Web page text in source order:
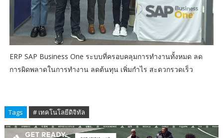
ERP SAP Business One ระบบที่ครอบคลุมการทำงานทั้งหมด ลด
การผิดพลาดในการทำงาน ลดต้นทุน เพิ่มกำไร สะดวกรวดเร็ว
Tags # เทคโนโลยีดิจิทัล